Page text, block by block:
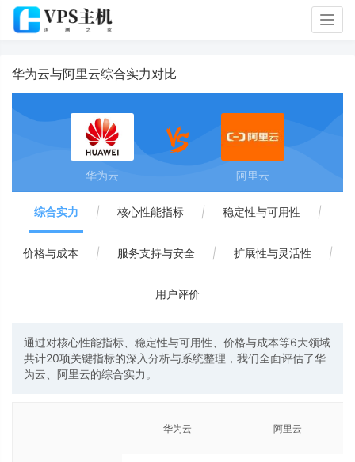
华为云与阿里云综合实力对比
华为云 阿里云
综合实力 | 核心性能指标 | 稳定性与可用性 |
价格与成本 | 服务支持与安全 | 扩展性与灵活性 |
用户评价
通过对核心性能指标、稳定性与可用性、价格与成本等6大领域
共计20项关键指标的深入分析与系统整理，我们全面评估了华
为云、阿里云的综合实力。
华为云 阿里云